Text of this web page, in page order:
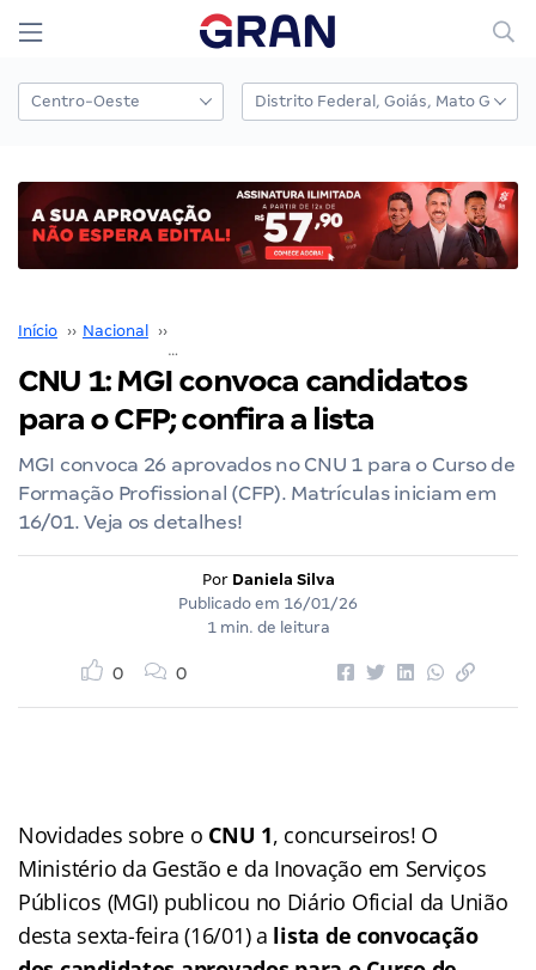
Início ›› Nacional ››
CNU 1: MGI convoca candidatos
para o CFP; confira a lista
MGI convoca 26 aprovados no CNU 1 para o Curso de
Formação Profissional (CFP). Matrículas iniciam em
16/01. Veja os detalhes!
Por Daniela Silva
Publicado em 16/01/26
1 min. de leitura
0 0
Novidades sobre o CNU 1, concurseiros! O
Ministério da Gestão e da Inovação em Serviços
Públicos (MGI) publicou no Diário Oficial da União
desta sexta-feira (16/01) a lista de convocação